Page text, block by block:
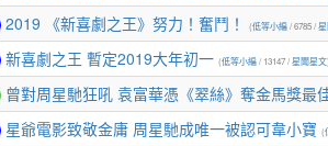
2019 《新喜劇之王》努力！奮鬥！ (低等小編/ 6785 /
新喜劇之王 暫定2019大年初一 (低等小編/ 13147 /星聞星文)
曾對周星馳狂吼 袁富華憑《翠絲》奪金馬獎最
星爺電影致敬金庸 周星馳成唯一被認可韋小寶 (